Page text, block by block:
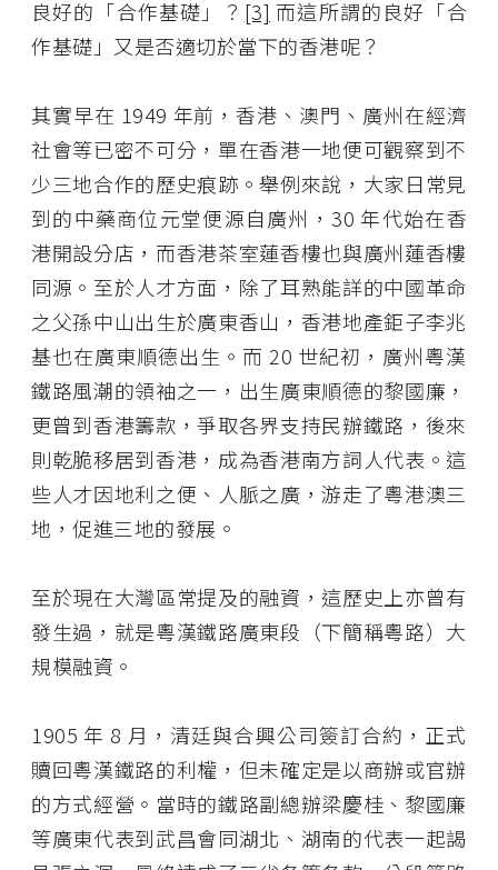
良好的「合作基礎」？ [3] 而這所謂的良好「合
作基礎」又是否適切於當下的香港呢？
其實早在 1949 年前，香港、澳門、廣州在經濟
社會等已密不可分，單在香港一地便可觀察到不
少三地合作的歷史痕跡。舉例來說，大家日常見
到的中藥商位元堂便源自廣州，30 年代始在香
港開設分店，而香港茶室蓮香樓也與廣州蓮香樓
同源。至於人才方面，除了耳熟能詳的中國革命
之父孫中山出生於廣東香山，香港地產鉅子李兆
基也在廣東順德出生。而 20 世紀初，廣州粵漢
鐵路風潮的領袖之一，出生廣東順德的黎國廉，
更曾到香港籌款，爭取各界支持民辦鐵路，後來
則乾脆移居到香港，成為香港南方詞人代表。這
些人才因地利之便、人脈之廣，游走了粵港澳三
地，促進三地的發展。
至於現在大灣區常提及的融資，這歷史上亦曾有
發生過，就是粵漢鐵路廣東段（下簡稱粵路）大
規模融資。
1905 年 8 月，清廷與合興公司簽訂合約，正式
贖回粵漢鐵路的利權，但未確定是以商辦或官辦
的方式經營。當時的鐵路副總辦梁慶桂、黎國廉
等廣東代表到武昌會同湖北、湖南的代表一起謁